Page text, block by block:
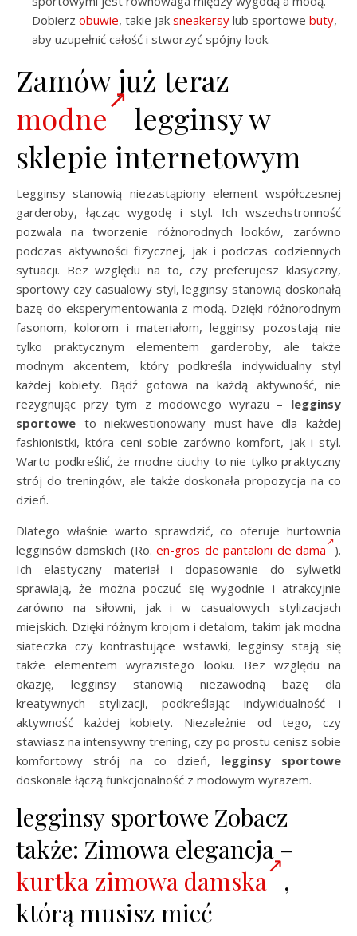
Dobierz obuwie, takie jak sneakersy lub sportowe buty,
aby uzupełnić całość i stworzyć spójny look.
Zamów już teraz
modne
legginsy w
sklepie internetowym
Legginsy stanowią niezastąpiony element współczesnej
garderoby, łącząc wygodę i styl. Ich wszechstronność
pozwala na tworzenie różnorodnych looków, zarówno
podczas aktywności fizycznej, jak i podczas codziennych
sytuacji. Bez względu na to, czy preferujesz klasyczny,
sportowy czy casualowy styl, legginsy stanowią doskonałą
bazę do eksperymentowania z modą. Dzięki różnorodnym
fasonom, kolorom i materiałom, legginsy pozostają nie
tylko praktycznym elementem garderoby, ale także
modnym akcentem, który podkreśla indywidualny styl
każdej kobiety. Bądź gotowa na każdą aktywność, nie
rezygnując przy tym z modowego wyrazu – legginsy
sportowe to niekwestionowany must-have dla każdej
fashionistki, która ceni sobie zarówno komfort, jak i styl.
Warto podkreślić, że modne ciuchy to nie tylko praktyczny
strój do treningów, ale także doskonała propozycja na co
dzień.
Dlatego właśnie warto sprawdzić, co oferuje hurtownia
legginsów damskich (Ro.en-gros de pantaloni de dama
).
Ich elastyczny materiał i dopasowanie do sylwetki
sprawiają, że można poczuć się wygodnie i atrakcyjnie
zarówno na siłowni, jak i w casualowych stylizacjach
miejskich. Dzięki różnym krojom i detalom, takim jak modna
siateczka czy kontrastujące wstawki, legginsy stają się
także elementem wyrazistego looku. Bez względu na
okazję, legginsy stanowią niezawodną bazę dla
kreatywnych stylizacji, podkreślając indywidualność i
aktywność każdej kobiety. Niezależnie od tego, czy
stawiasz na intensywny trening, czy po prostu cenisz sobie
komfortowy strój na co dzień, legginsy sportowe
doskonale łączą funkcjonalność z modowym wyrazem.
legginsy sportowe Zobacz
także: Zimowa elegancja –
kurtka zimowa damska ,
którą musisz mieć